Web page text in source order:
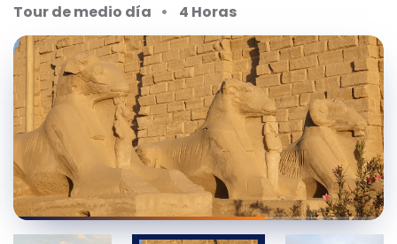
Tour de medio día 4 Horas